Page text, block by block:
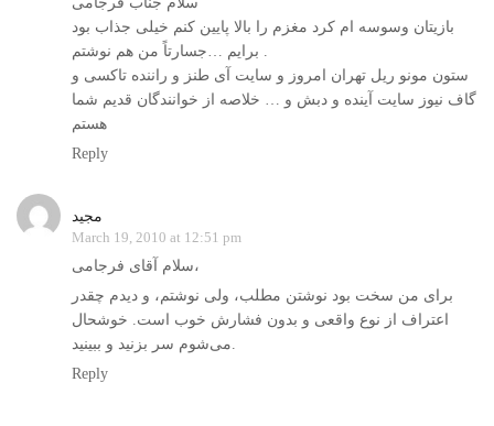
بازیتان وسوسه ام کرد مغزم را بالا پایین کنم خیلی جذاب بود
برایم …جسارتاً من هم نوشتم .
ستون مونو ریل تهران امروز و سایت آی طنز و راننده تاکسی و
گاف نیوز سایت آینده و دبش و … خلاصه از خوانندگان قدیم شما
هستم
Reply
مجید
March 19, 2010 at 12:51 pm
سلام آقای فرجامی،
برای من سخت بود نوشتن مطلب، ولی‌ نوشتم، و دیدم چقدر
اعتراف از نوع واقعی و بدون فشارش خوب است. خوشحال
می‌‌شوم سر بزنید و ببینید.
Reply